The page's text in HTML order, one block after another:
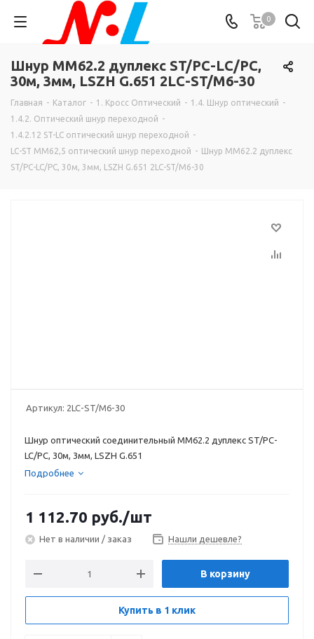
0
Шнур MM62.2 дуплекс ST/PC-LC/PC,
30м, 3мм, LSZH G.651 2LC-ST/M6-30
Главная - Каталог - 1. Кросс Оптический - 1.4. Шнур оптический -
1.4.2. Оптический шнур переходной -
1.4.2.12 ST-LC оптический шнур переходной -
LC-ST MM62,5 оптический шнур переходной - Шнур MM62.2 дуплекс
ST/PC-LC/PC, 30м, 3мм, LSZH G.651 2LC-ST/M6-30
Артикул: 2LC-ST/M6-30
Шнур оптический соединительный MM62.2 дуплекс ST/PC-
LC/PC, 30м, 3мм, LSZH G.651
Подробнее
1 112.70 руб./шт
Нет в наличии / заказ Нашли дешевле?
В корзину
Купить в 1 клик